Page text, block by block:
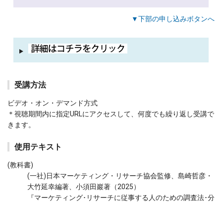
▼下部の申し込みボタンへ
受講方法
ビデオ・オン・デマンド方式
＊視聴期間内に指定URLにアクセスして、何度でも繰り返し受講で
きます。
使用テキスト
(教科書)
(一社)日本マーケティング・リサーチ協会監修、島崎哲彦・
大竹延幸編著、小須田巖著（2025）
『マーケティング･リサーチに従事する人のための調査法･分